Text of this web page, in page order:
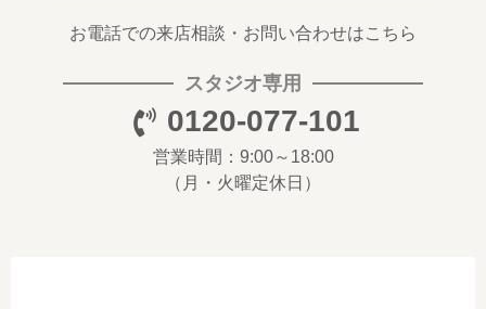
お電話での来店相談・お問い合わせはこちら
スタジオ専用
0120-077-101
営業時間：9:00～18:00
（月・火曜定休日）